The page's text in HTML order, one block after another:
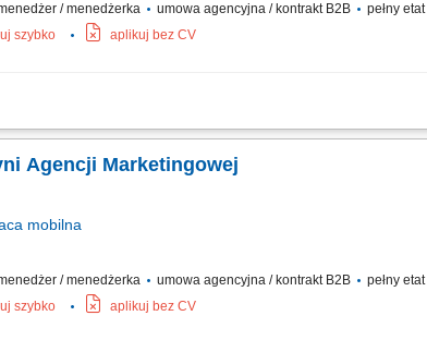
/ menedżerka umowa agencyjna / kontrakt B2B pełny etat
szybko aplikuj bez CV
marketingu internetowego w oparciu o model franczyzowy;
Agencji Marketingowej
mobilna
/ menedżerka umowa agencyjna / kontrakt B2B pełny etat
szybko aplikuj bez CV